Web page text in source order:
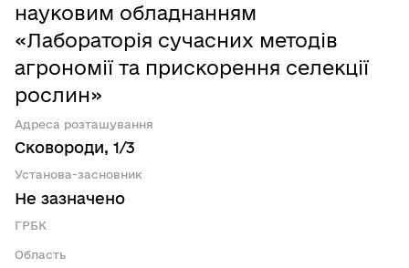
науковим обладнанням
«Лабораторія сучасних методів
агрономії та прискорення селекції
рослин»
Адреса розташування
Сковороди, 1/3
Установа-засновник
Не зазначено
ГРБК
Область